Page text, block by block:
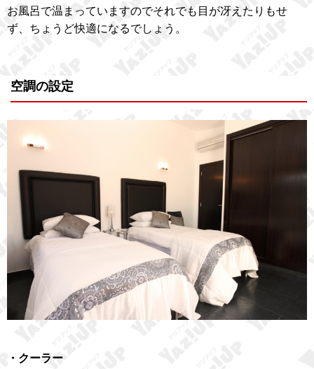
お風呂で温まっていますのでそれでも目が冴えたりもせ
ず、ちょうど快適になるでしょう。
空調の設定
・クーラー